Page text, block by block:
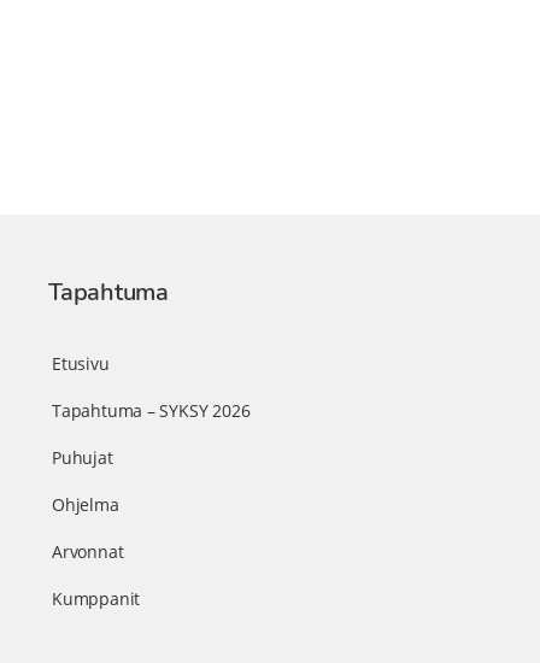
Tapahtuma
Etusivu
Tapahtuma – SYKSY 2026
Puhujat
Ohjelma
Arvonnat
Kumppanit